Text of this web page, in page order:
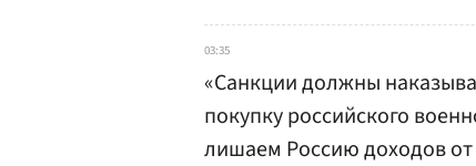
03:35
«Санкции должны
покупку российского
лишаем Россию доходов